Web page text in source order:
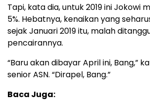
Tapi, kata dia, untuk 2019 ini Jokowi
5%. Hebatnya, kenaikan yang
sejak Januari 2019 itu, malah
pencairannya.
“Baru akan dibayar April ini, Bang,”
senior ASN. “Dirapel, Bang.”
Baca Juga: